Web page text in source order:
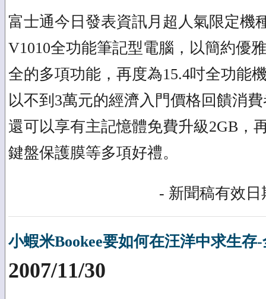
富士通今日發表資訊月超人氣限定機
V1010全功能筆記型電腦，以簡約優
全的多項功能，再度為15.4吋全功能
以不到3萬元的經濟入門價格回饋消
還可以享有主記憶體免費升級2GB，
鍵盤保護膜等多項好禮。
- 新聞稿有效日
小蝦米Bookee要如何在汪洋中求生存
2007/11/30